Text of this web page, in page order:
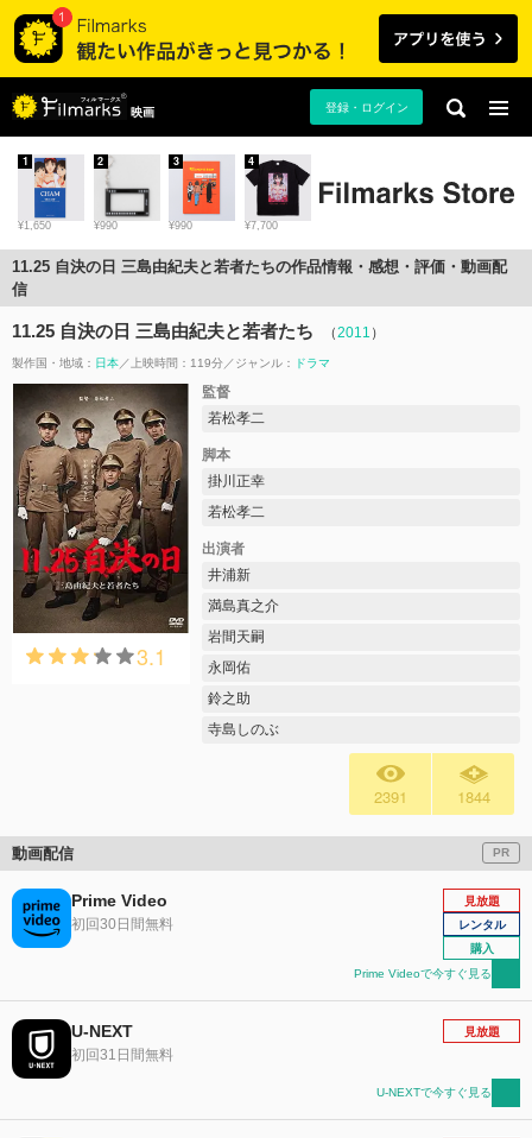
映画 登録・ログイン
¥1,650
1
¥990
2
¥990
3
¥7,700
4
11.25 自決の日 三島由紀夫と若者たちの作品情報・感想・評価・動画配
信
11.25 自決の日 三島由紀夫と若者たち （2011 ）
製作国・地域： 日本 上映時間：119分 ジャンル： ドラマ
3.1
監督
若松孝二
脚本
掛川正幸
若松孝二
出演者
井浦新
満島真之介
岩間天嗣
永岡佑
鈴之助
寺島しのぶ
2391 1844
動画配信 PR
Prime Video
初回30日間無料
見放題
レンタル
購入
Prime Videoで今すぐ見る
U-NEXT
初回31日間無料
見放題
U-NEXTで今すぐ見る